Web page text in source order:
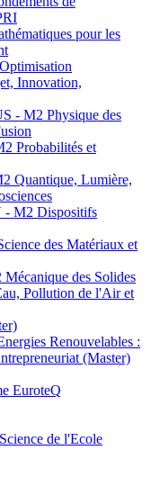
pour les
Innovation,
- M2 Physique des
Probabilités et
Quantique, Lumière,
M2 Dispositifs
des Matériaux et
des Solides
Pollution de l'Air et
Renouvelables :
(Master)
EuroteQ
de l'Ecole